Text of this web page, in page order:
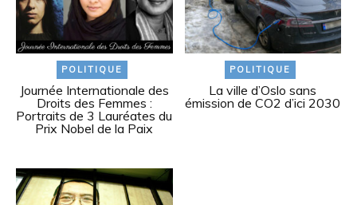
POLITIQUE
Journée Internationale des
Droits des Femmes :
Portraits de 3 Lauréates du
Prix Nobel de la Paix
POLITIQUE
La ville d’Oslo sans
émission de CO2 d’ici 2030